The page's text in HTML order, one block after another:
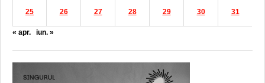
25 26 27 28 29 30 31
« apr. iun. »